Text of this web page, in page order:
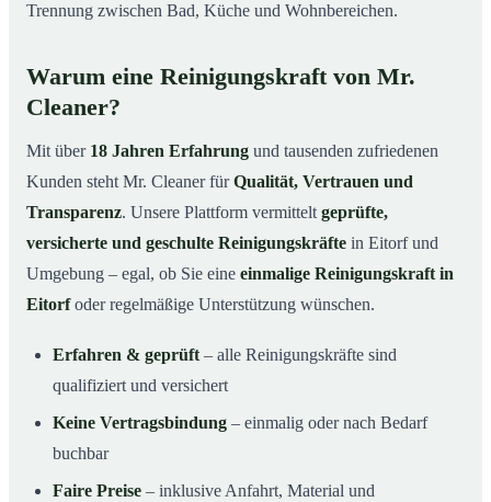
Trennung zwischen Bad, Küche und Wohnbereichen.
Warum eine Reinigungskraft von Mr.
Cleaner?
Mit über 18 Jahren Erfahrung und tausenden zufriedenen
Kunden steht Mr. Cleaner fürQualität, Vertrauen und
Transparenz. Unsere Plattform vermittelt geprüfte,
versicherte und geschulte Reinigungskräfte in Eitorf und
Umgebung – egal, ob Sie eine einmalige Reinigungskraft in
Eitorfoder regelmäßige Unterstützung wünschen.
Erfahren & geprüft – alle Reinigungskräfte sind
qualifiziert und versichert
Keine Vertragsbindung – einmalig oder nach Bedarf
buchbar
Faire Preise – inklusive Anfahrt, Material und